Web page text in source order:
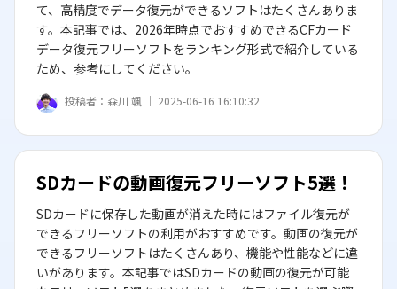
て、高精度でデータ復元ができるソフトはたくさんありま
す。本記事では、2026年時点でおすすめできるCFカード
データ復元フリーソフトをランキング形式で紹介している
ため、参考にしてください。
投稿者： 森川 颯 ｜ 2025-06-16 16:10:32
SDカードの動画復元フリーソフト5選！
SDカードに保存した動画が消えた時にはファイル復元が
できるフリーソフトの利用がおすすめです。動画の復元が
できるフリーソフトはたくさんあり、機能や性能などに違
いがあります。本記事ではSDカードの動画の復元が可能